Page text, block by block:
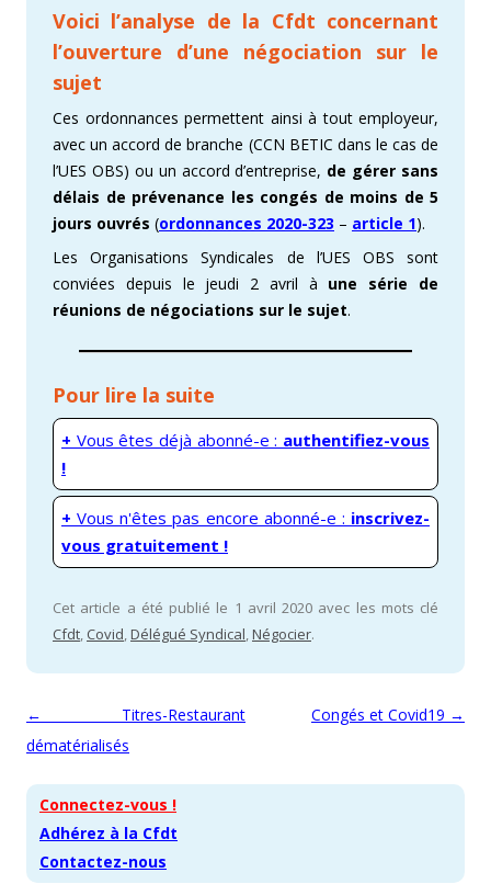
Voici l’analyse de la Cfdt concernant
l’ouverture d’une négociation sur le
sujet
Ces ordonnances permettent ainsi à tout employeur,
avec un accord de branche (CCN BETIC dans le cas de
l’UES OBS) ou un accord d’entreprise, de gérer sans
délais de prévenance les congés de moins de 5
jours ouvrés (ordonnances 2020-323 – article 1).
Les Organisations Syndicales de l’UES OBS sont
conviées depuis le jeudi 2 avril à une série de
réunions de négociations sur le sujet.
Pour lire la suite
+ Vous êtes déjà abonné-e : authentifiez-vous
!
+ Vous n'êtes pas encore abonné-e : inscrivez-
vous gratuitement !
Cet article a été publié le 1 avril 2020 avec les mots clé
Cfdt, Covid,Délégué Syndical,Négocier.
Navigation des articles
←
Titres-Restaurant
dématérialisés
Congés et Covid19 →
Connectez-vous !
Adhérez à la Cfdt
Contactez-nous